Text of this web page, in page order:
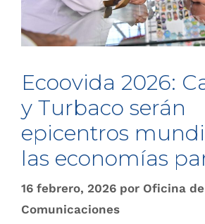
Ecoovida 2026:
y Turbaco serán
epicentros
las economías
16 febrero, 2026 por Oficina de
Comunicaciones